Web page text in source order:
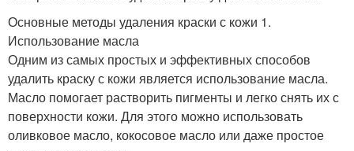
Основные методы удаления краски с кожи 1.
Использование масла
Одним из самых простых и эффективных способов
удалить краску с кожи является использование масла.
Масло помогает растворить пигменты и легко снять их с
поверхности кожи. Для этого можно использовать
оливковое масло, кокосовое масло или даже простое